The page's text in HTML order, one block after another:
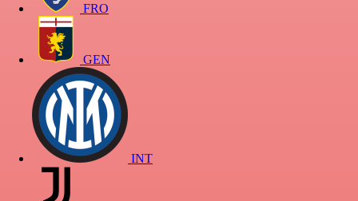
FRO
GEN
INT